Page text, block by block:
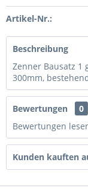
Artikel-Nr.:
Beschreibung
Zenner Bausatz 1
300mm,
Bewertungen
0
Bewertungen
Kunden kauften